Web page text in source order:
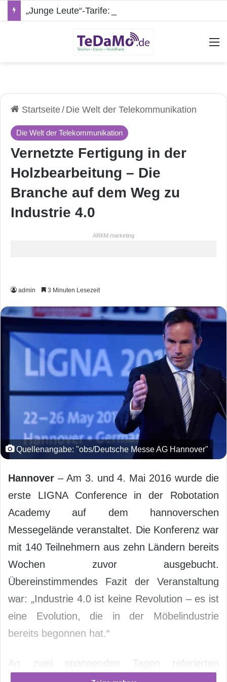
Startseite/ Die Welt der Telekommunikation
Die Welt der Telekommunikation
Vernetzte Fertigung in der
Holzbearbeitung – Die
Branche auf dem Weg zu
Industrie 4.0
ARKM.marketing
admin 3 Minuten Lesezeit
Quellenangabe: "obs/Deutsche Messe AG Hannover"
Hannover – Am 3. und 4. Mai 2016 wurde die
erste LIGNA Conference in der Robotation
Academy auf dem hannoverschen
Messegelände veranstaltet. Die Konferenz war
mit 140 Teilnehmern aus zehn Ländern bereits
Wochen zuvor ausgebucht.
Übereinstimmendes Fazit der Veranstaltung
war: „Industrie 4.0 ist keine Revolution – es ist
eine Evolution, die in der Möbelindustrie
bereits begonnen hat.“
An zwei spannenden Tagen referierten